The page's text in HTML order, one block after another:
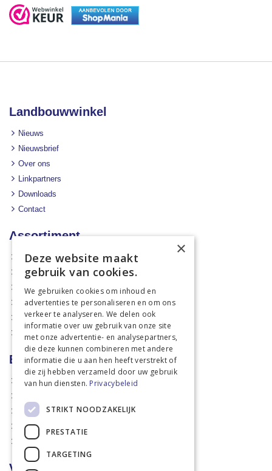
Landbouwwinkel
Nieuws
Nieuwsbrief
Over ons
Linkpartners
Downloads
Contact
Assortiment
Aanbiedingen
Mechanisatie
Stal & Erf
Weidetechniek
Dierbenodigdheden
Actiefolders
Betalen en verzenden
Hoe bestellen?
Afhaalmogelijkheden
Verzendkosten
Retouren
Voorwaarden
×
Deze website maakt
gebruik van cookies.
We gebruiken cookies om inhoud en
advertenties te personaliseren en om ons
verkeer te analyseren. We delen ook
informatie over uw gebruik van onze site
met onze advertentie- en analysepartners,
die deze kunnen combineren met andere
informatie die u aan hen heeft verstrekt of
die zij hebben verzameld door uw gebruik
van hun diensten. Privacybeleid
STRIKT NOODZAKELIJK
PRESTATIE
TARGETING